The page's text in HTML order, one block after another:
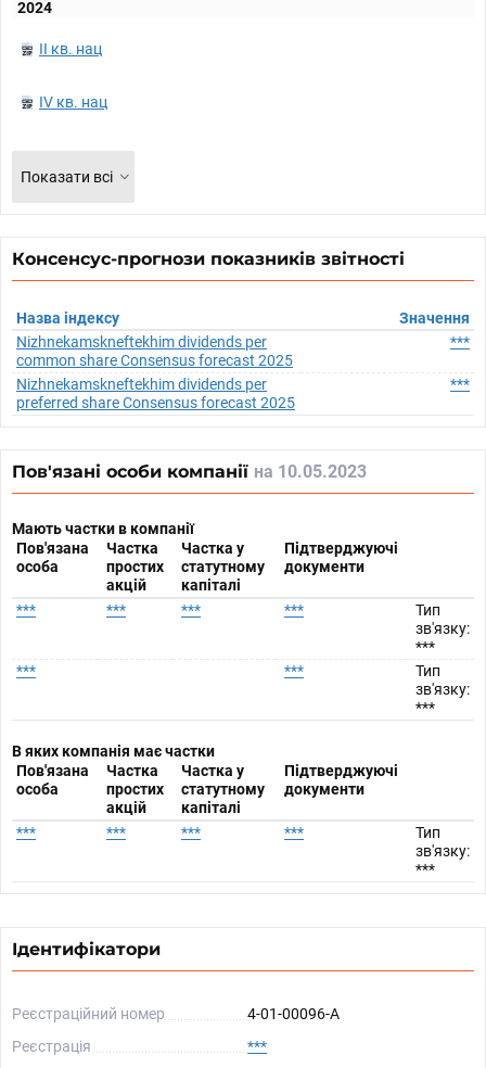
2024
II кв. нац
IV кв. нац
Показати всі
Консенсус-прогнози показників звітності
Назва індексу
Значення
Nizhnekamskneftekhim dividends per
common share Consensus forecast 2025
***
Nizhnekamskneftekhim dividends per
preferred share Consensus forecast 2025
***
Пов'язані особи компанії на 10.05.2023
Мають частки в компанії
Пов'язана
особа
Частка
простих
акцій
Частка у
статутному
капіталі
Підтверджуючі
документи
*** *** *** ***
Тип
зв'язку:
***
***
***
Тип
зв'язку:
***
В яких компанія має частки
Пов'язана
особа
Частка
простих
акцій
Частка у
статутному
капіталі
Підтверджуючі
документи
*** *** *** ***
Тип
зв'язку:
***
Ідентифікатори
Реєстраційний номер
4-01-00096-A
Реєстрація
***